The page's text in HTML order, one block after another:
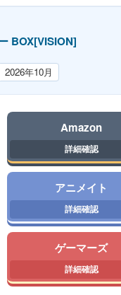
BOX[VISION]
2026年10月
Amazon
アニメイト
ゲーマーズ